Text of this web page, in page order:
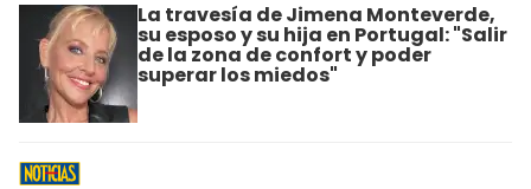
La travesía de Jimena Monteverde,
su esposo y su hija en Portugal: "Salir
de la zona de confort y poder
superar los miedos"